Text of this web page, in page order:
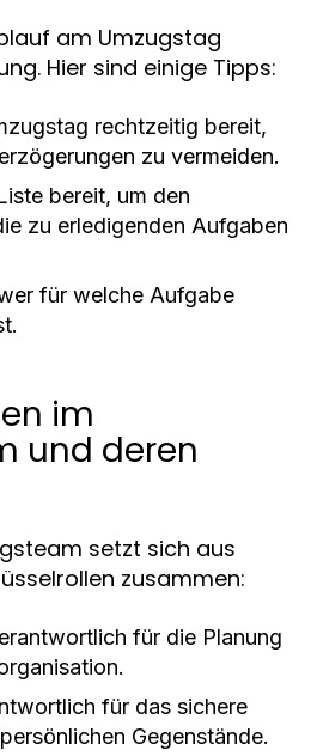
am Umzugstag
Hier sind einige Tipps:
rechtzeitig bereit,
zu vermeiden.
bereit, um den
zu erledigenden Aufgaben
für welche Aufgabe
im
und deren
setzt sich aus
zusammen:
für die Planung
für das sichere
Gegenstände.